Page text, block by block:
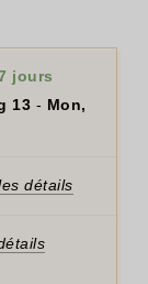
jours
13 - Mon,
détails